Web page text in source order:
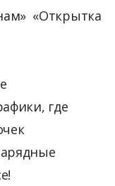
«Открытка
где